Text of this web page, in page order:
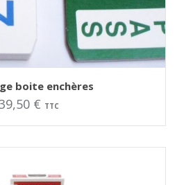
boite enchères
€ TTC